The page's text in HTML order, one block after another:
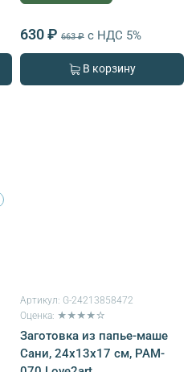
630 ₽ 663 ₽ с НДС 5%
В корзину
Артикул: G-24213858472
Оценка: ★★★★☆
Заготовка из папье-маше
Сани, 24х13х17 см, PAM-